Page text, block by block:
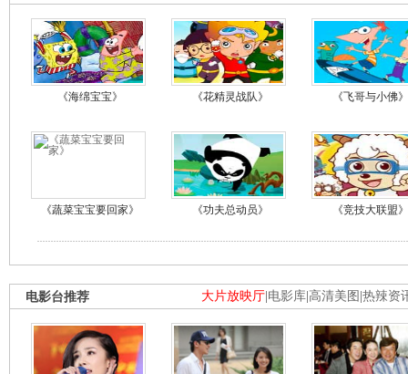
《海绵宝宝》 《花精灵战队》 《飞哥与小佛》
《蔬菜宝宝要回家》 《功夫总动员》 《竞技大联盟》
大片放映厅 电影库 高清美图 热辣资
电影台推荐